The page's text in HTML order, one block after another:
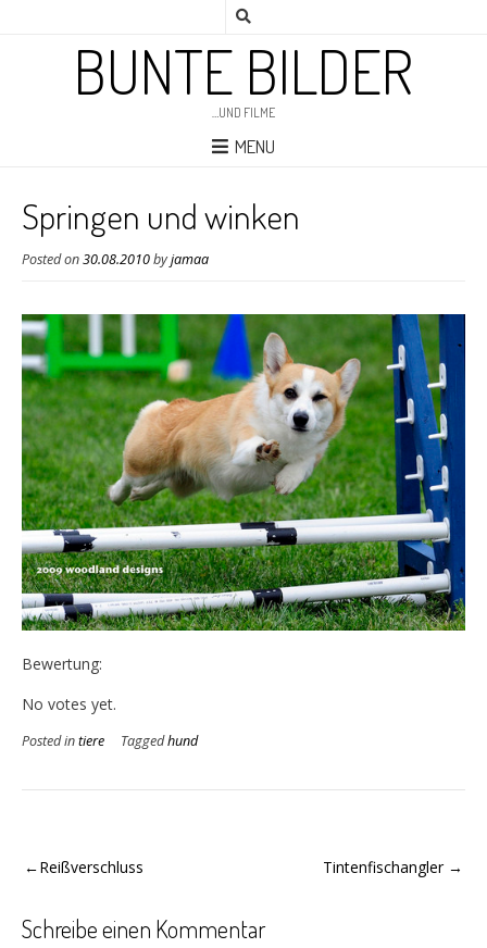
BUNTE BILDER
…UND FILME
MENU
Springen und winken
Posted on30.08.2010byjamaa
Bewertung:
Rate this item:
No votes yet.
Posted intiere Taggedhund
Tintenfischangler
Reißverschluss
Schreibe einen Kommentar